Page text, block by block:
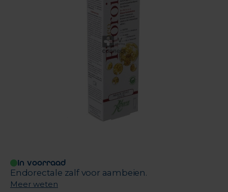
In voorraad
Endorectale zalf voor aambeien.
Meer weten